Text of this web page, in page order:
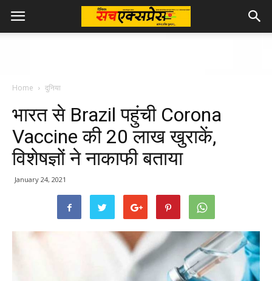
Home दुनिया
भारत से Brazil पहुंची Corona
Vaccine की 20 लाख खुराकें,
विशेषज्ञों ने नाकाफी बताया
January 24, 2021